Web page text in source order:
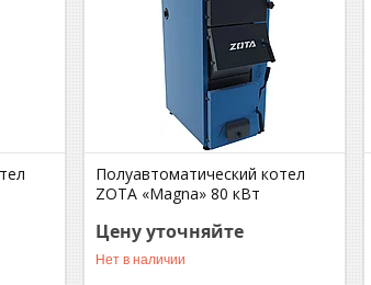
Полуавтоматический котел
ZOTA «Magna» 80 кВт
Цену уточняйте
Нет в наличии